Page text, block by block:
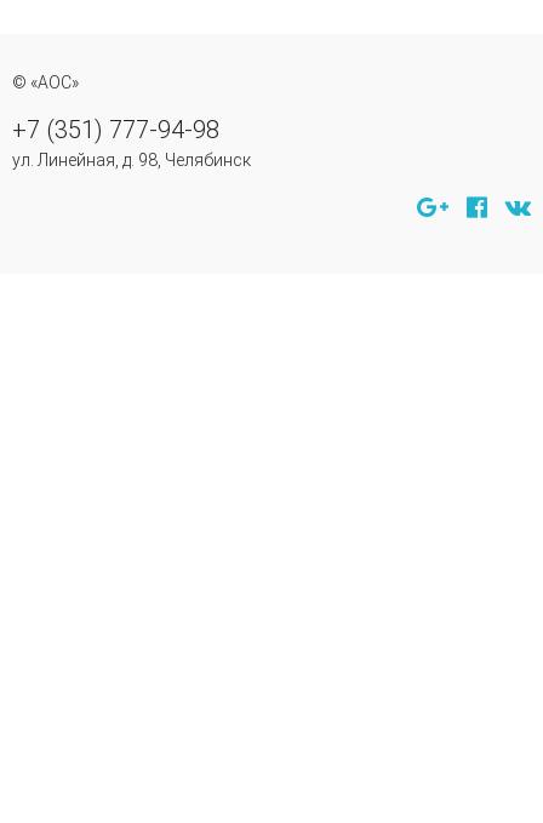
© «АОС»
+7 (351) 777-94-98
ул. Линейная, д. 98, Челябинск